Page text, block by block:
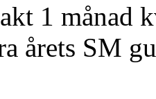
1 månad
årets SM